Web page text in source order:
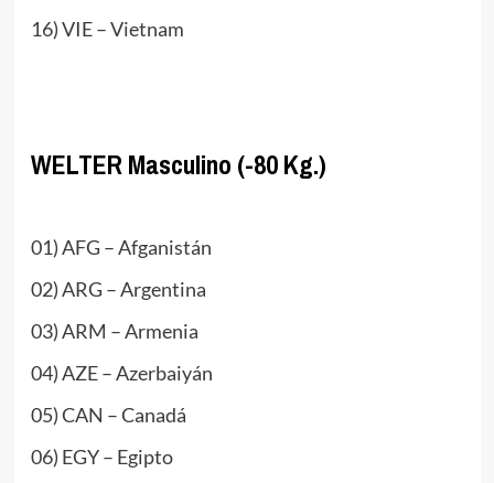
16) VIE – Vietnam
WELTER Masculino (-80 Kg.)
01) AFG – Afganistán
02) ARG – Argentina
03) ARM – Armenia
04) AZE – Azerbaiyán
05) CAN – Canadá
06) EGY – Egipto